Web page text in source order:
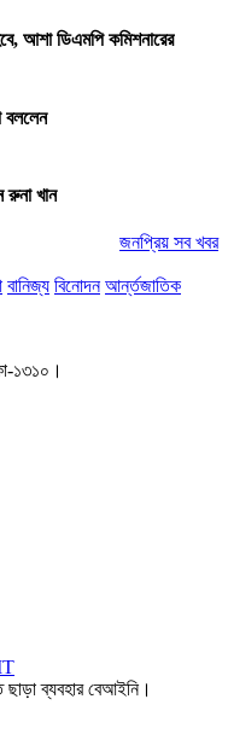
আশা ডিএমপি কমিশনারের
বললেন
রুনা খান
জনপ্রিয় সব খবর
বানিজ্য বিনোদন আর্ন্তজাতিক
১৩১০।
ব্যবহার বেআইনি।